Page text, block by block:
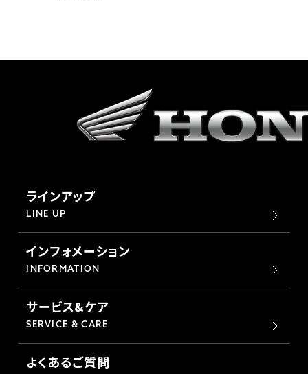
ラインアップ
LINE UP
インフォメーション
INFORMATION
サービス&ケア
SERVICE & CARE
よくあるご質問